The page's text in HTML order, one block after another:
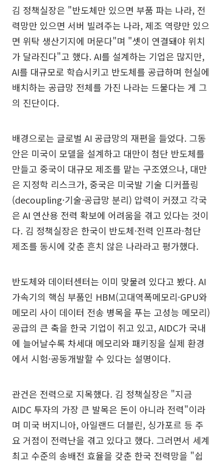
김 정책실장은 "반도체만 있으면 부품 파는 나라, 전
력망만 있으면 서버 빌려주는 나라, 제조 역량만 있으
면 위탁 생산기지에 머문다"며 "셋이 연결돼야 위치
가 달라진다"고 했다. AI를 설계하는 기업은 많지만,
AI를 대규모로 학습시키고 반도체를 공급하며 현실에
배치하는 공급망 전체를 가진 나라는 드물다는 게 그
의 진단이다.
배경으로는 글로벌 AI 공급망의 재편을 들었다. 그동
안은 미국이 모델을 설계하고 대만이 첨단 반도체를
만들고 중국이 대규모 제조를 맡는 구조였으나, 대만
은 지정학 리스크가, 중국은 미국발 기술 디커플링
(decoupling·기술·공급망 분리) 압력이 커졌고 각국
은 AI 연산용 전력 확보에 어려움을 겪고 있다는 것이
다. 김 정책실장은 한국이 반도체·전력 인프라·첨단
제조를 동시에 갖춘 흔치 않은 나라라고 평가했다.
반도체와 데이터센터는 이미 맞물려 있다고 봤다. AI
가속기의 핵심 부품인 HBM(고대역폭메모리·GPU와
메모리 사이 데이터 전송 병목을 푸는 고성능 메모리)
공급의 큰 축을 한국 기업이 쥐고 있고, AIDC가 국내
에 늘어날수록 차세대 메모리와 패키징을 실제 환경
에서 시험·공동개발할 수 있다는 설명이다.
관건은 전력으로 지목했다. 김 정책실장은 "지금
AIDC 투자의 가장 큰 발목은 돈이 아니라 전력"이라
며 미국 버지니아, 아일랜드 더블린, 싱가포르 등 주
요 거점이 전력난을 겪고 있다고 했다. 그러면서 세계
최고 수준의 송배전 효율을 갖춘 한국 전력망을 "쉽